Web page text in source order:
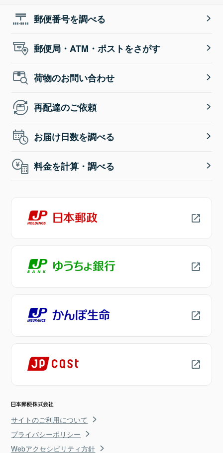
郵便番号を調べる
郵便局・ATM・ポストをさがす
荷物のお問い合わせ
再配達のご依頼
お届け日数を調べる
料金を計算・調べる
サイトのご利用について
プライバシーポリシー
Webアクセシビリティ方針